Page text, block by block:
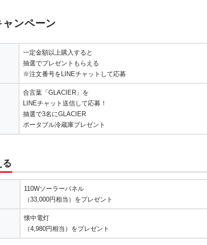
ンペーン
一定金額以上購入すると
抽選でプレゼントもらえる
※注文番号をLINEチャットして応募
合言葉「GLACIER」を
LINEチャット送信して応募！
抽選で3名にGLACIER
ポータブル冷蔵庫プレゼント
る
110Wソーラーパネル
（33,000円相当）をプレゼント
懐中電灯
（4,980円相当）をプレゼント